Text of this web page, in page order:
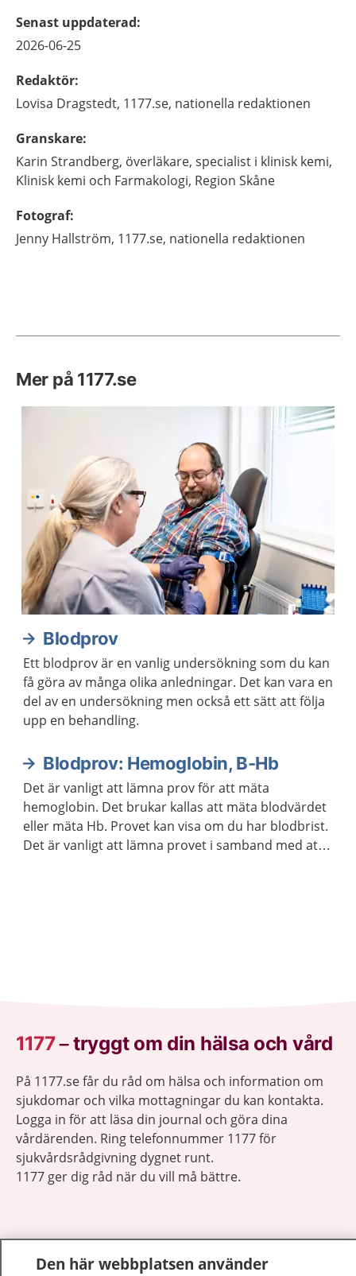
Senast uppdaterad:
2026-06-25
Redaktör:
Lovisa Dragstedt, 1177.se, nationella redaktionen
Granskare:
Karin Strandberg, överläkare, specialist i klinisk kemi,
Klinisk kemi och Farmakologi, Region Skåne
Fotograf:
Jenny Hallström, 1177.se, nationella redaktionen
Mer på 1177.se
Blodprov
Ett blodprov är en vanlig undersökning som du kan
få göra av många olika anledningar. Det kan vara en
del av en undersökning men också ett sätt att följa
upp en behandling.
Blodprov: Hemoglobin, B-Hb
Det är vanligt att lämna prov för att mäta
hemoglobin. Det brukar kallas att mäta blodvärdet
eller mäta Hb. Provet kan visa om du har blodbrist.
Det är vanligt att lämna provet i samband med att
1177–tryggt om din hälsa och vård
På 1177.se får du råd om hälsa och information om
sjukdomar och vilka mottagningar du kan kontakta.
Logga in för att läsa din journal och göra dina
vårdärenden. Ring telefonnummer 1177 för
sjukvårdsrådgivning dygnet runt.
1177 ger dig råd när du vill må bättre.
Den här webbplatsen använder